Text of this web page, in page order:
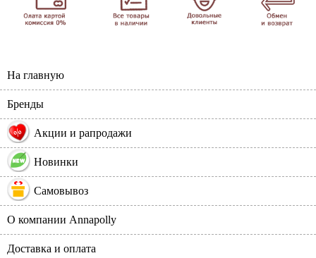
На главную
Бренды
% Акции и рапродажи
Новинки
Самовывоз
О компании Annapolly
Доставка и оплата